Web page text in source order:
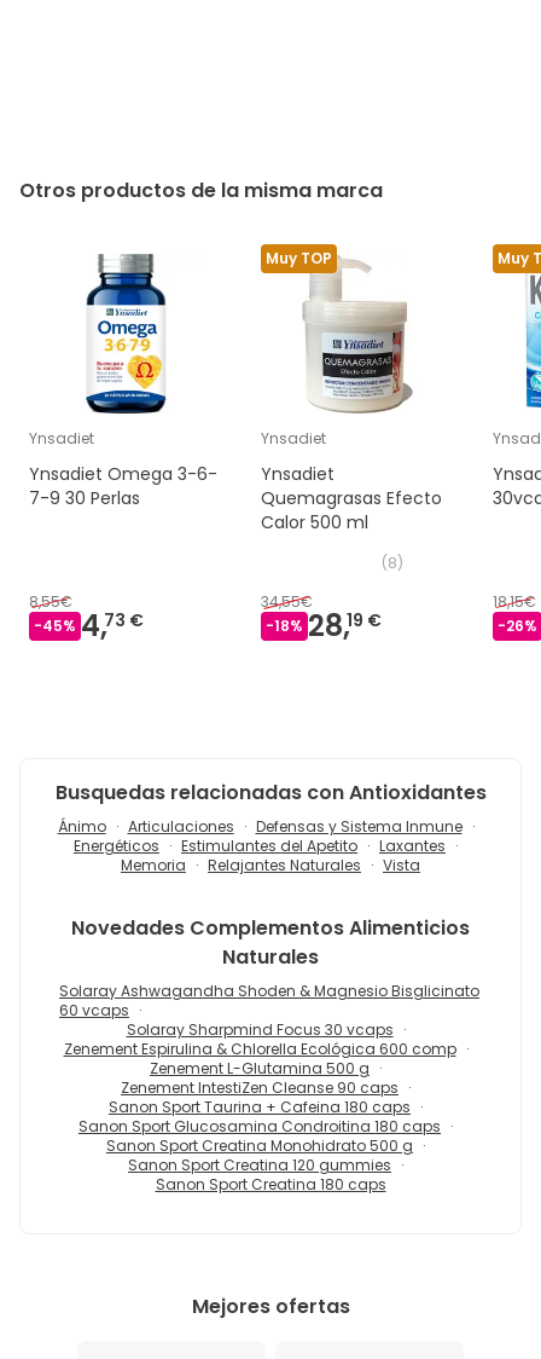
Otros productos de la misma marca
Ynsadiet
Ynsadiet Omega 3-6-
7-9 30 Perlas
8,55€
-45% 4,73 €
Muy TOP
Ynsadiet
Ynsadiet
Quemagrasas Efecto
Calor 500 ml
(8)
34,55€
-18% 28,19 €
Muy
18,15€
-26%
Busquedas relacionadas con Antioxidantes
Ánimo Articulaciones
Defensas y Sistema Inmune
Energéticos
Estimulantes del Apetito
Laxantes
Memoria
Relajantes Naturales Vista
Novedades Complementos Alimenticios
Naturales
Solaray Ashwagandha Shoden & Magnesio Bisglicinato
60 vcaps
Solaray Sharpmind Focus 30 vcaps
Zenement Espirulina & Chlorella Ecológica 600 comp
Zenement L-Glutamina 500 g
Zenement IntestiZen Cleanse 90 caps
Sanon Sport Taurina + Cafeina 180 caps
Sanon Sport Glucosamina Condroitina 180 caps
Sanon Sport Creatina Monohidrato 500 g
Sanon Sport Creatina 120 gummies
Sanon Sport Creatina 180 caps
Mejores ofertas